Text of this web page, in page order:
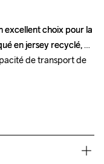
excellent choix pour la
en jersey recyclé,
de transport de
excellent choix pour la
en jersey recyclé,
de transport de